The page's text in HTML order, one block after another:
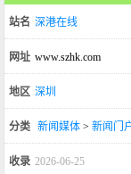
站名 深港在线
网址 www.szhk.com
地区 深圳
分类 新闻媒体 > 新闻门
收录 2026-06-25